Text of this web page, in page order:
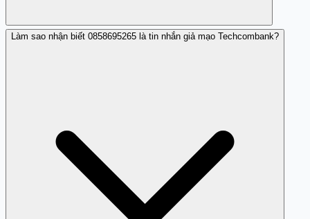
Hãy thực hiện ngay: 1) Gọi Techcombank qua tổng đài
tiết tài khoản để phát hiện giao dịch bất thường. 5) Cân
nhắc báo công an nếu bị mất tiền.
Làm sao nhận biết 0858695265 là tin nhắn giả mạo Techcombank?